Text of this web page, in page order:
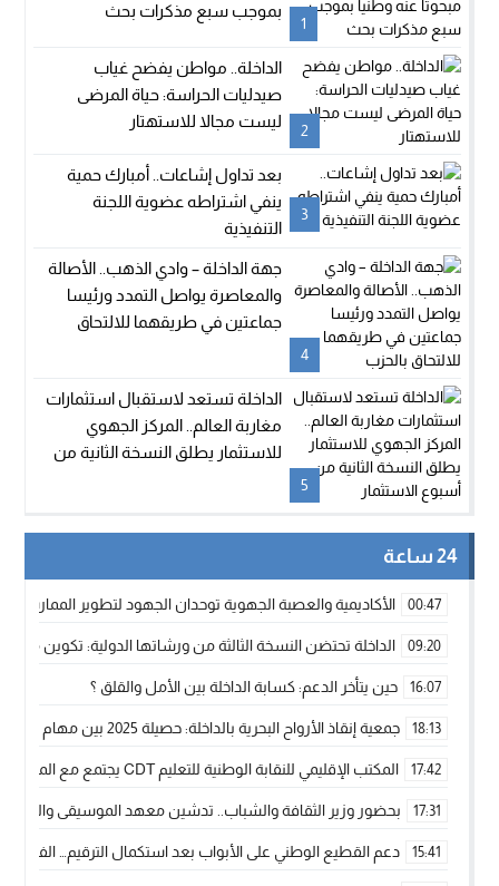
1
بموجب سبع مذكرات بحث
2
الداخلة.. مواطن يفضح غياب
صيدليات الحراسة: حياة المرضى
ليست مجالا للاستهتار
3
بعد تداول إشاعات.. أمبارك حمية
ينفي اشتراطه عضوية اللجنة
التنفيذية
4
جهة الداخلة – وادي الذهب.. الأصالة
والمعاصرة يواصل التمدد ورئيسا
جماعتين في طريقهما للالتحاق
5
الداخلة تستعد لاستقبال استثمارات
مغاربة العالم.. المركز الجهوي
للاستثمار يطلق النسخة الثانية من
24 ساعة
00:47 الأكاديمية والعصبة الجهوية توحدان الجهود لتطوير الممارسة
09:20 الداخلة تحتضن النسخة الثالثة من ورشاتها الدولية: تكوين
16:07 حين يتأخر الدعم: كسابة الداخلة بين الأمل والقلق ؟
18:13 جمعية إنقاذ الأرواح البحرية بالداخلة: حصيلة 2025 بين مهام الإنقاذ ومشروع “دار البحار”
17:42 المكتب الإقليمي للنقابة الوطنية للتعليم CDT يجتمع مع المدير الإقليمي لمناقشة ملفات جوهرية لنساء ورجال التعليم
17:31 بحضور وزير الثقافة والشباب.. تدشين معهد الموسيقى والفنون
15:41 دعم القطيع الوطني على الأبواب بعد استكمال الترقيم…